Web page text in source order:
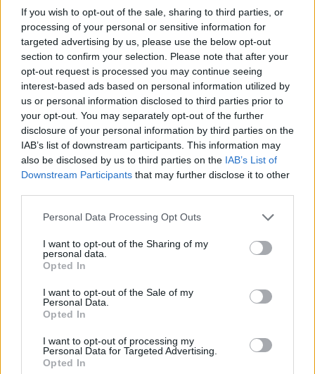
If you wish to opt-out of the sale, sharing to third parties, or
processing of your personal or sensitive information for
targeted advertising by us, please use the below opt-out
section to confirm your selection. Please note that after your
opt-out request is processed you may continue seeing
interest-based ads based on personal information utilized by
us or personal information disclosed to third parties prior to
your opt-out. You may separately opt-out of the further
disclosure of your personal information by third parties on the
IAB’s list of downstream participants. This information may
also be disclosed by us to third parties on the IAB’s List of
Downstream Participants that may further disclose it to other
Please note that this website/app uses one or more Google
not limited to your visit or usage behaviour. You may click to
grant or deny consent to Google and its third-party tags to
use your data for below specified purposes in below Google
consent section.
Personal Data Processing Opt Outs
I want to opt-out of the Sharing of my
personal data.
Opted In
I want to opt-out of the Sale of my
Personal Data.
Opted In
I want to opt-out of processing my
Personal Data for Targeted Advertising.
Opted In
céljuk megvalósul, és ebben a megvalósulásban a
forradalomnak sok érdeme lesz. (1848 bizonyos
céljai egyébként nem buktak el, a feudalizmust
véglegesen eltörölték, de a magyar függetlenség,).
Valójában a fenti bölcsesség buta embereknek
tényleg irányadó. De nem úgy, hogy tényleg ilyen
élesen, egyszerűen el lehetne dönteni ezeket a
kérdéseket. Azonban az mindenképpen jó tanács,
hogy ezekben a helyzetekben az ember komolyan
elgondolkodjon azon, hogy az adott dolgot meg
tudja-e változtatni, mennyire tudja megváltoztatni?
bosszankodik olyan dolgokon, amin nem tud
még ebben az esetben sem ilyen egyszerű a dolog.
Tegyük fel például, hogy elkövetünk egy hibát.
fizetnünk. Egyrészt abból a szempontból tényleg
felesleges ezen bosszankodni, hogy ha már
már nem tudjuk megváltoztatni a dolgot.
Ugyanakkor a bosszankodással arra "eddzük"